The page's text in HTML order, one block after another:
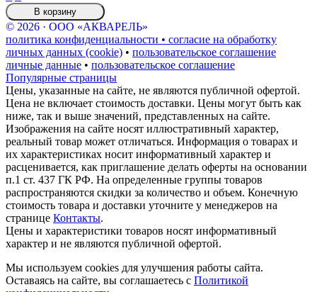
В корзину
© 2026 · ООО «АКВАРЕЛЬ»
политика конфиденциальности • согласие на обработку
личных данных (cookie) • пользовательское соглашение
личные данные • пользовательское соглашение
Популярные страницы
Цены, указанные на сайте, не являются публичной офертой.
Цена не включает стоимость доставки. Цены могут быть как
ниже, так и выше значений, представленных на сайте.
Изображения на сайте носят иллюстративный характер,
реальный товар может отличаться. Информация о товарах и
их характеристиках носит информативный характер и
расценивается, как приглашение делать оферты на основании
п.1 ст. 437 ГК РФ. На определенные группы товаров
распространяются скидки за количество и объем. Конечную
стоимость товара и доставки уточните у менеджеров на
странице Контакты.
Цены и характеристики товаров носят информативный
характер и не являются публичной офертой.
Мы используем cookies для улучшения работы сайта.
Оставаясь на сайте, вы соглашаетесь с Политикой